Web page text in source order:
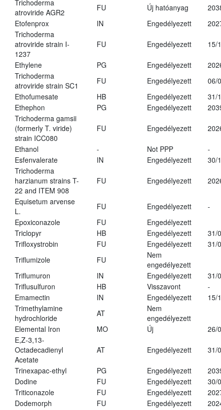
Trichoderma
atroviride AGR2
FU Új hatóanyag
Etofenprox
IN Engedélyezett
Trichoderma
atroviride strain I-
1237
FU Engedélyezett 15/
Ethylene PG Engedélyezett
Trichoderma
atroviride strain SC1
FU Engedélyezett
06/
Ethofumesate
HB Engedélyezett
31/
Ethephon
PG Engedélyezett
Trichoderma gamsii
(formerly T. viride)
strain ICC080
FU Engedélyezett
Ethanol - Not PPP
-
Esfenvalerate
IN Engedélyezett
30/
Trichoderma
harzianum strains T-
22 and ITEM 908
FU Engedélyezett
Equisetum arvense
L.
FU Engedélyezett
-
Epoxiconazole
FU
Engedélyezett
Triclopyr
HB Engedélyezett
31/
Trifloxystrobin
FU Engedélyezett
31/
Triflumizole
FU
Nem
engedélyezett
Triflumuron
IN Engedélyezett
31/
Triflusulfuron
HB Visszavont
-
Emamectin
IN Engedélyezett
15/
Trimethylamine
hydrochloride
AT
Nem
engedélyezett
Elemental Iron
MO Új
26/
E,Z-3,13-
Octadecadienyl
Acetate
AT Engedélyezett 31/
Trinexapac-ethyl PG Engedélyezett
Dodine
FU Engedélyezett
30/
Triticonazole
FU Engedélyezett
Dodemorph
FU Engedélyezett